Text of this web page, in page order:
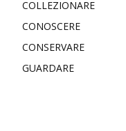
COLLEZIONARE
CONOSCERE
CONSERVARE
GUARDARE